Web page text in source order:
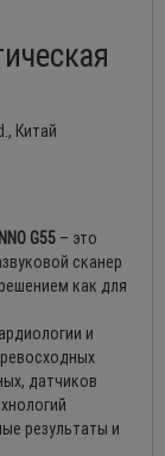
Китай
G55 – это
сканер
как для
и
датчиков
результаты и